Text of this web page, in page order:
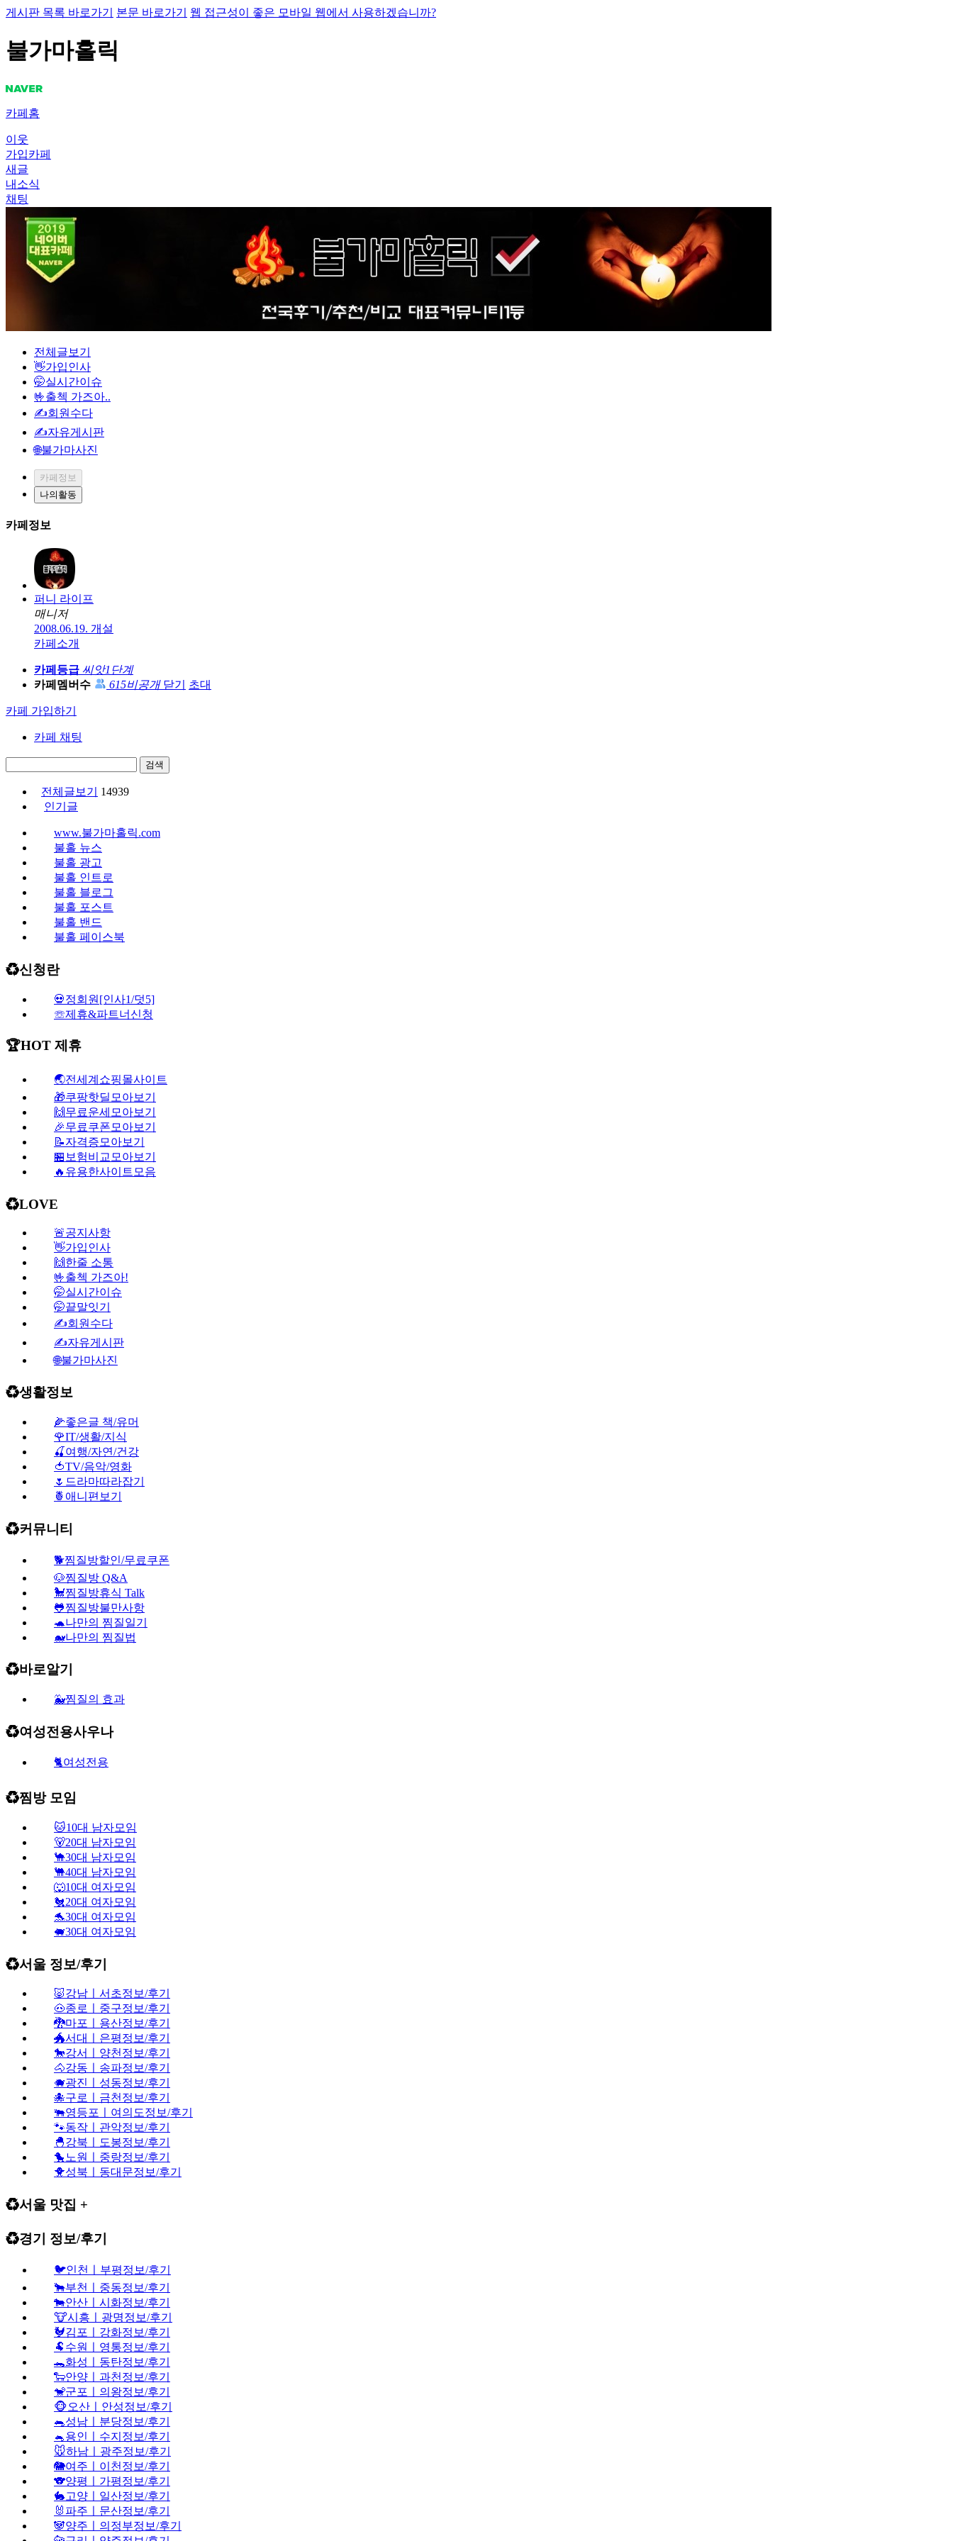
게시판 목록 바로가기 본문 바로가기 웹 접근성이 좋은 모바일 웹에서 사용하겠습니까?
불가마홀릭
카페홈
이웃
가입카페
새글
내소식
채팅
전체글보기
👋가입인사
🤭실시간이슈
🤟출첵 가즈아..
✍회원수다
✍자유게시판
🌐불가마사진
카페정보
나의활동
카페정보
퍼니 라이프
매니저
2008.06.19. 개설
카페소개
카페등급 씨앗1단계
카페멤버수
615비공개 닫기 초대
카페 가입하기
카페 채팅
검색
전체글보기
14939
인기글
www.불가마홀릭.com
불홀 뉴스
불홀 광고
불홀 인트로
불홀 블로그
불홀 포스트
불홀 밴드
불홀 페이스북
♻️신청란
💀정회원[인사1/덧5]
☏제휴&파트너신청
🏆HOT 제휴
🌏전세계쇼핑몰사이트
🎁쿠팡핫딜모아보기
🙌무료운세모아보기
🎉무료쿠폰모아보기
📝자격증모아보기
🏪보험비교모아보기
🔥유용한사이트모음
♻️LOVE
🚨공지사항
👋가입인사
🙌한줄 소통
🤟출첵 가즈아!
🤭실시간이슈
🤭끝말잇기
✍회원수다
✍자유게시판
🌐불가마사진
♻️생활정보
🌽좋은글 책/유머
🌹IT/생활/지식
🍒여행/자연/건강
🍅TV/음악/영화
🌷드라마따라잡기
🍍애니편보기
♻️커뮤니티
🐕찜질방할인/무료쿠폰
🐶찜질방 Q&A
🐩찜질방휴식 Talk
🐸찜질방불만사항
🐢나만의 찜질일기
🐋나만의 찜질법
♻️바로알기
🐳찜질의 효과
♻️여성전용사우나
🐈여성전용
♻️찜방 모임
🐱10대 남자모임
🐻20대 남자모임
🐪30대 남자모임
🐫40대 남자모임
🐺10대 여자모임
🐔20대 여자모임
🐬30대 여자모임
🐖30대 여자모임
♻️서울 정보/후기
🐷강남ㅣ서초정보/후기
🐽종로ㅣ중구정보/후기
🐉마포ㅣ용산정보/후기
🐲서대ㅣ은평정보/후기
🐎강서ㅣ양천정보/후기
🐴강동ㅣ송파정보/후기
🐗광진ㅣ성동정보/후기
🐙구로ㅣ금천정보/후기
🐃영등포ㅣ여의도정보/후기
🐾동작ㅣ관악정보/후기
🐣강북ㅣ도봉정보/후기
🐤노원ㅣ중랑정보/후기
🐥성북ㅣ동대문정보/후기
♻️서울 맛집 +
♻️경기 정보/후기
🐦인천ㅣ부평정보/후기
🐂부천ㅣ중동정보/후기
🐄안산ㅣ시화정보/후기
🐮시흥ㅣ광명정보/후기
🐓김포ㅣ강화정보/후기
🐏수원ㅣ영통정보/후기
🐊화성ㅣ동탄정보/후기
🐑안양ㅣ과천정보/후기
🐒군포ㅣ의왕정보/후기
🐵오산ㅣ안성정보/후기
🐀성남ㅣ분당정보/후기
🐁용인ㅣ수지정보/후기
🐭하남ㅣ광주정보/후기
🐘여주ㅣ이천정보/후기
🐨양평ㅣ가평정보/후기
🐇고양ㅣ일산정보/후기
🐰파주ㅣ문산정보/후기
🐼양주ㅣ의정부정보/후기